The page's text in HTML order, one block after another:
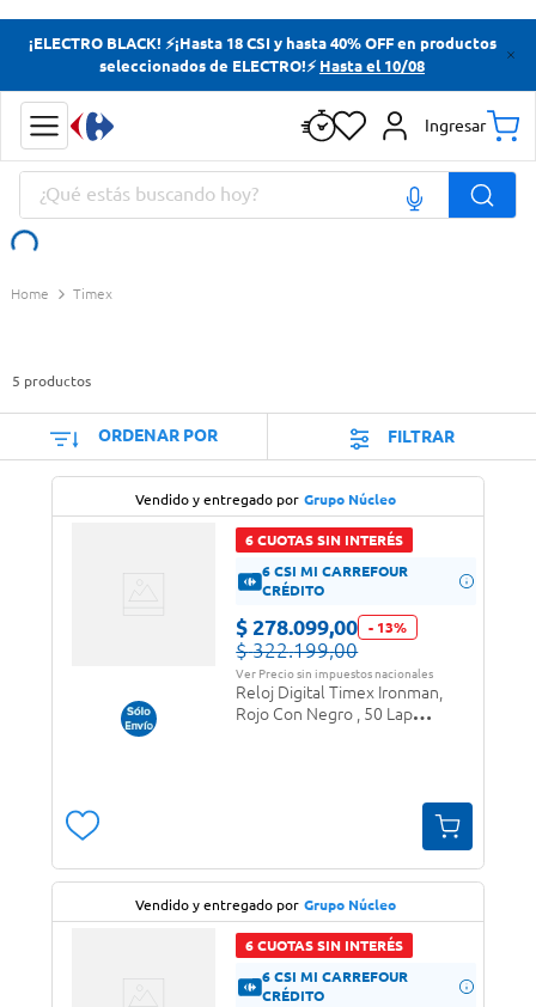
¡ELECTRO BLACK! ⚡¡Hasta 18 CSI y hasta 40% OFF en productos
seleccionados de ELECTRO!⚡ Hasta el 10/08
Ingresar
¿Qué estás buscando hoy?
Timex
5 productos
ORDENAR POR FILTRAR
Vendido y entregado por Grupo Núcleo
6 CUOTAS SIN INTERÉS
6 CSI MI CARREFOUR
CRÉDITO
$ 278.099,00 - 13%
$ 322.199,00
Ver Precio sin impuestos nacionales
Reloj Digital Timex Ironman,
Rojo Con Negro , 50 Lap
Vendido y entregado por Grupo Núcleo
6 CUOTAS SIN INTERÉS
6 CSI MI CARREFOUR
CRÉDITO
Términos más buscados
Yerba
Doves
Términos más buscados
Cerveza
Doves
Papas Fritas